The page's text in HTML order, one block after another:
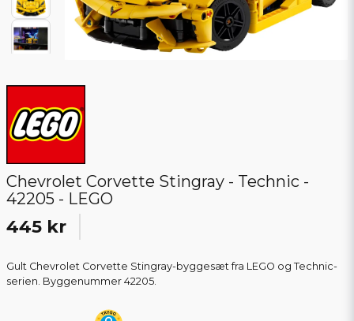
Chevrolet Corvette Stingray - Technic -
42205 - LEGO
445 kr
Gult Chevrolet Corvette Stingray-byggesæt fra LEGO og Technic-
serien. Byggenummer 42205.